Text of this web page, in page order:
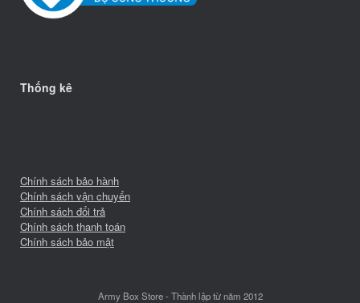
Thống kê
Chính sách bảo hành
Chính sách vận chuyển
Chính sách đổi trả
Chính sách thanh toán
Chính sách bảo mật
Army Box Store - Thành lập từ năm 2012